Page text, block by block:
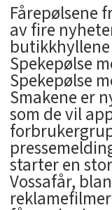
Fårepølsene
av fire
Spekepølse
Spekepølse
Smakene er
som de vil
starter en
Vossafår,